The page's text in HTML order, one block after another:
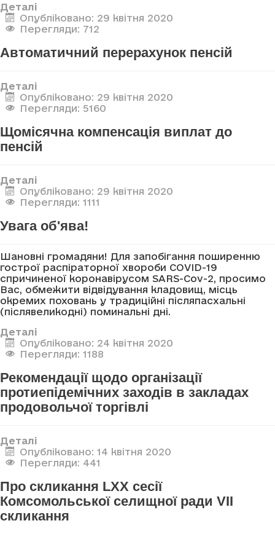
Деталі
Опубліковано: 29 квітня 2020
Перегляди: 712
Автоматичний перерахунок пенсій
Деталі
Опубліковано: 29 квітня 2020
Перегляди: 5160
Щомісячна компенсація виплат до
пенсій
Деталі
Опубліковано: 29 квітня 2020
Перегляди: 1111
Увага об'ява!
Шановні громадяни! Для запобігання поширенню
гострої распіраторної хвороби COVID-19
спричиненої коронавірусом SARS-Cov-2, просимо
Вас, обмежити відвідування кладовищ, місць
окремих поховань у традиційні післяпасхальні
(післявеликодні) поминальні дні.
Деталі
Опубліковано: 24 квітня 2020
Перегляди: 1188
Рекомендації щодо організації
протиепідемічних заходів в закладах
продовольчої торгівлі
Деталі
Опубліковано: 14 квітня 2020
Перегляди: 441
Про скликання LXX сесії
Комсомольської селищної ради VII
скликання